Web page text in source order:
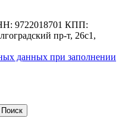
9722018701 КПП:
пр-т, 26с1,
данных при заполнении
Поиск